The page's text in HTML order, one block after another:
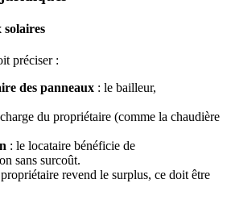
solaires
préciser :
des panneaux : le bailleur,
du propriétaire (comme la chaudière
: le locataire bénéficie de
sans surcoût.
revend le surplus, ce doit être